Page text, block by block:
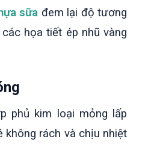
sữa đem lại độ tương
họa tiết ép nhũ vàng
phủ kim loại mỏng lấp
không rách và chịu nhiệt